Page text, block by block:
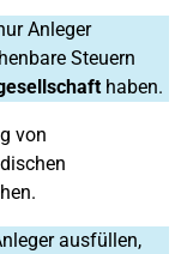
Anleger
Steuern
haben.
von
ausfüllen,